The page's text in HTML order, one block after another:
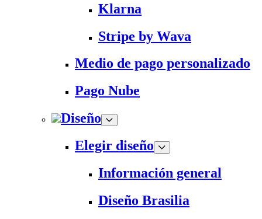
Klarna
Stripe by Wava
Medio de pago personalizado
Pago Nube
Diseño
Elegir diseño
Información general
Diseño Brasilia